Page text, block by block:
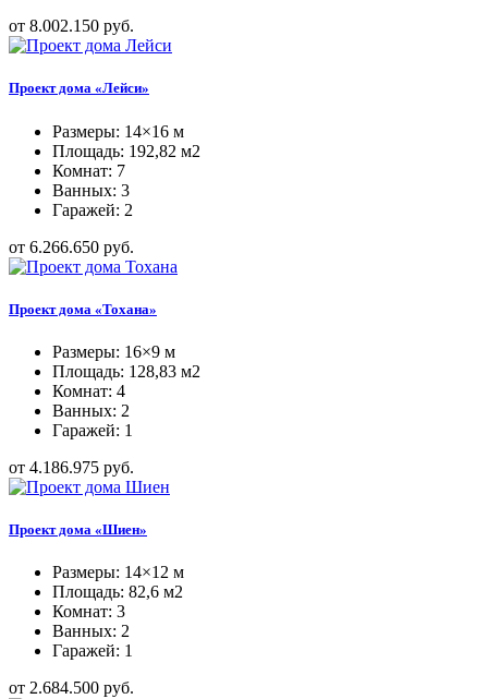
от 8.002.150 руб.
Проект дома «Лейси»
Размеры: 14×16 м
Площадь: 192,82 м2
Комнат: 7
Ванных: 3
Гаражей: 2
от 6.266.650 руб.
Проект дома «Тохана»
Размеры: 16×9 м
Площадь: 128,83 м2
Комнат: 4
Ванных: 2
Гаражей: 1
от 4.186.975 руб.
Проект дома «Шиен»
Размеры: 14×12 м
Площадь: 82,6 м2
Комнат: 3
Ванных: 2
Гаражей: 1
от 2.684.500 руб.